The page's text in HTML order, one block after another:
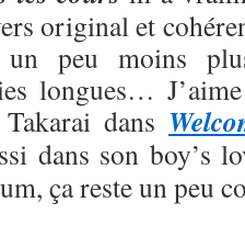
original et
un peu moins
longues…
dans
dans son boy’s
ça reste un peu